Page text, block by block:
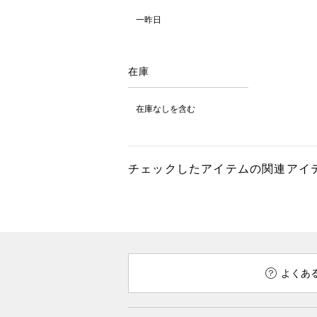
一昨日
在庫
在庫なしを含む
チェックしたアイテムの関連アイ
よくあ